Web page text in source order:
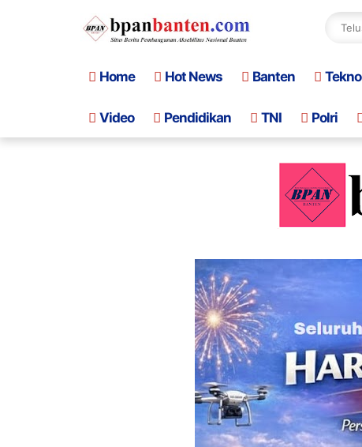
Home Hot News Banten Tekno
Video Pendidikan TNI Polri